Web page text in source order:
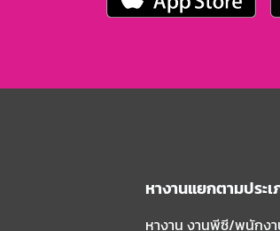
หางานแยกตามประ
หางาน งานพีซี/พนักงา